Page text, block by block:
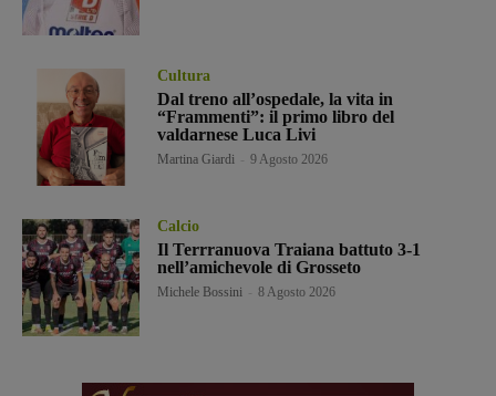
Cultura
Dal treno all’ospedale, la vita in
“Frammenti”: il primo libro del
valdarnese Luca Livi
Martina Giardi 9 Agosto 2026
Calcio
Il Terrranuova Traiana battuto 3-1
nell’amichevole di Grosseto
Michele Bossini 8 Agosto 2026